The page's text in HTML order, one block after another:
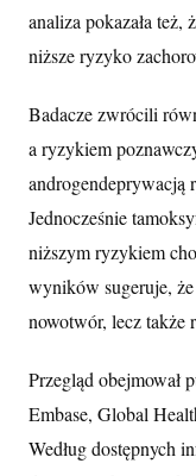
analiza pokazała też,
niższe ryzyko
Badacze zwrócili
a ryzykiem
androgendeprywacją
Jednocześnie
niższym ryzykiem
wyników sugeruje,
nowotwór, lecz także
Przegląd obejmował
Embase, Global
Według dostępnych